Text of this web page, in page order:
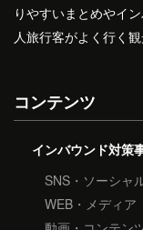
りやすいまとめやイ
人旅行客がよく行く
コンテンツ
インバウンド対策
SNS・ソーシャ
WEB・メディア